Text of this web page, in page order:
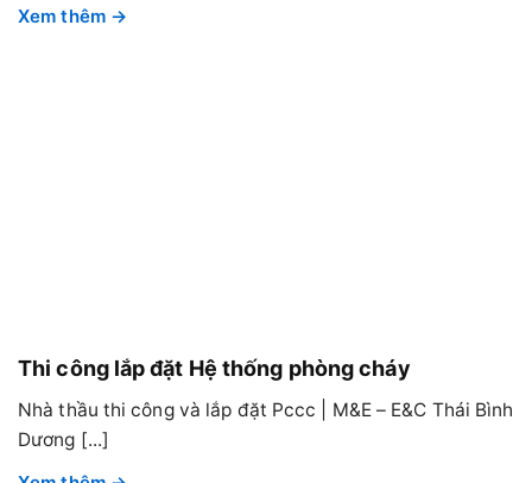
Thi công lắp đặt Hệ thống phòng cháy
Nhà thầu thi công và lắp đặt Pccc | M&E – E&C Thái Bình
Dương [...]